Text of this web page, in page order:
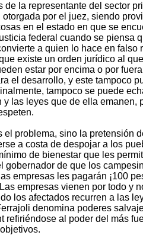
de la representante del sector
otorgada por el juez, siendo
en el estado en que se
federal cuando se piensa
a quien lo hace en
existe un orden jurídico al
estar por encima o por
el desarrollo, y este tampoco
tampoco se puede
y las leyes que de ella
el problema, sino la pretensión
a costa de despojar a los
de bienestar que les
gobernador de que los
empresas les pagarán ¡100
empresas vienen por todo y
los afectados recurren a las
denomina poderes
refiriéndose al poder del más